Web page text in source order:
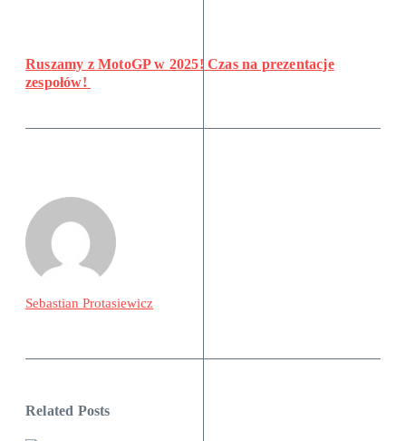
Ruszamy z MotoGP w 2025! Czas na prezentacje
zespołów!
Sebastian Protasiewicz
Related Posts